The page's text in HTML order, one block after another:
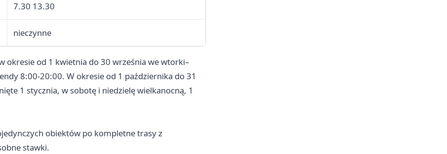
7.30 13.30
nieczynne
od 1 kwietnia do 30 września we wtorki–
8:00-20:00. W okresie od 1 października do 31
1 stycznia, w sobotę i niedzielę wielkanocną, 1
obiektów po kompletne trasy z
stawki.